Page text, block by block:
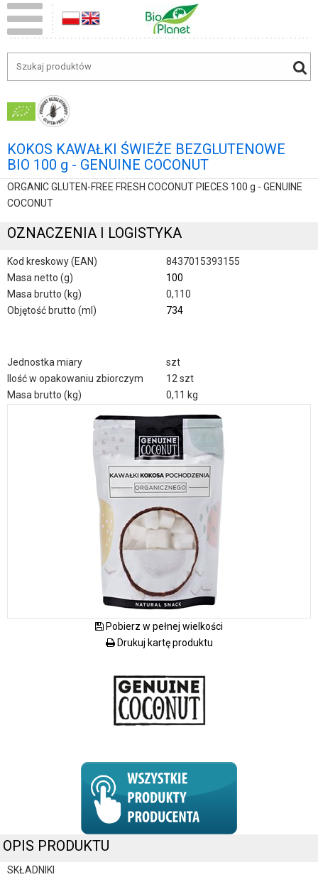
KOKOS KAWAŁKI ŚWIEŻE BEZGLUTENOWE
BIO 100 g - GENUINE COCONUT
ORGANIC GLUTEN-FREE FRESH COCONUT PIECES 100 g - GENUINE
COCONUT
OZNACZENIA I LOGISTYKA
Kod kreskowy (EAN)
8437015393155
Masa netto (g)
100
Masa brutto (kg)
0,110
Objętość brutto (ml)
734
Jednostka miary
szt
Ilość w opakowaniu zbiorczym
12 szt
Masa brutto (kg)
0,11 kg
Pobierz w pełnej wielkości
Drukuj kartę produktu
OPIS PRODUKTU
SKŁADNIKI